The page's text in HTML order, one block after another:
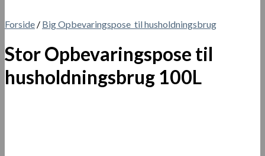
Forside / Big Opbevaringspose til husholdningsbrug
Stor Opbevaringspose til
husholdningsbrug 100L